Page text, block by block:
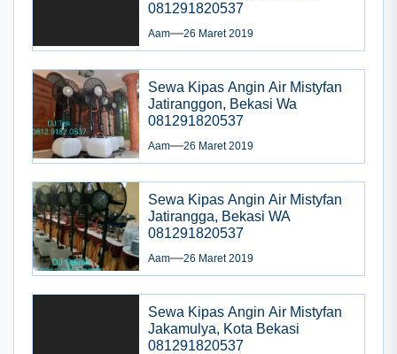
081291820537
Aam 26 Maret 2019
Sewa Kipas Angin Air Mistyfan
Jatiranggon, Bekasi Wa
081291820537
Aam 26 Maret 2019
Sewa Kipas Angin Air Mistyfan
Jatirangga, Bekasi WA
081291820537
Aam 26 Maret 2019
Sewa Kipas Angin Air Mistyfan
Jakamulya, Kota Bekasi
081291820537